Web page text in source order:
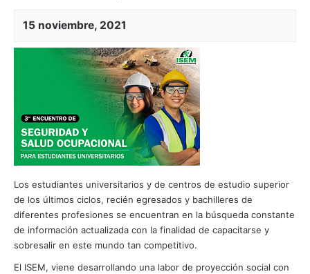
15 noviembre, 2021
Los estudiantes universitarios y de centros de estudio superior
de los últimos ciclos, recién egresados y bachilleres de
diferentes profesiones se encuentran en la búsqueda constante
de información actualizada con la finalidad de capacitarse y
sobresalir en este mundo tan competitivo.
El ISEM, viene desarrollando una labor de proyección social con